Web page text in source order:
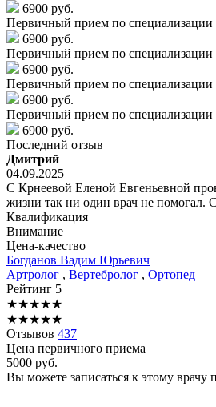
6900 руб.
Первичный прием по специализации
6900 руб.
Первичный прием по специализации
6900 руб.
Первичный прием по
6900 руб.
Первичный прием по специализации
6900 руб.
Последний отзыв
Дмитрий
04.09.2025
С Крнеевой Еленой Евгеньевной
жизни так ни один врач не помогал.
Квалификация
Внимание
Цена-качество
Богданов Вадим Юрьевич
Артролог , Вертебролог , Ортопед
Рейтинг 5
★★★★★
★★★★★
Отзывов 437
Цена первичного приема
5000 руб.
Вы можете записаться к этому врачу